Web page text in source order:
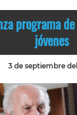
programa
jóvenes
3 de septiembre